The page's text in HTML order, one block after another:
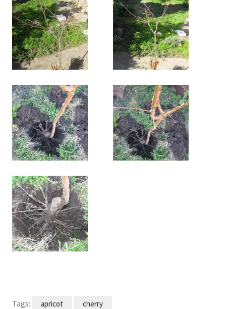
Tags: apricot cherry